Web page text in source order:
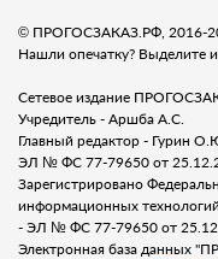
© ПРОГОСЗАКАЗ.РФ, 2016-
Нашли опечатку? Выделите
Сетевое издание
Учредитель - Аршба А.С.
Главный редактор - Гурин
ЭЛ № ФС 77-79650 от
Зарегистрировано
информационных
- ЭЛ № ФС 77-79650 от
Электронная база данных